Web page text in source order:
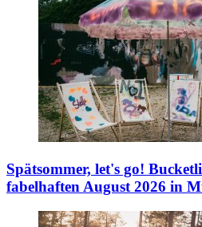
Spätsommer, let's go!
fabelhaften August 2026 in